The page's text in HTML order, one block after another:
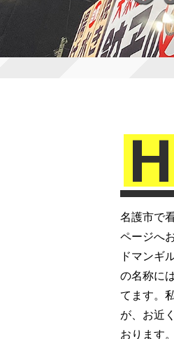
名護市で
ページへ
ドマンギ
の名称に
てます。
が、お近
おります